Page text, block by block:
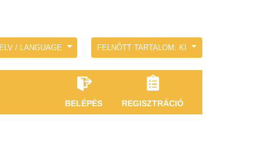
/ LANGUAGE FELNŐTT TARTALOM: KI
BELÉPÉS REGISZTRÁCIÓ